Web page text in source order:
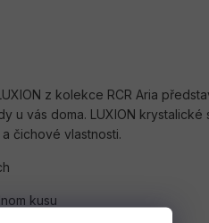
z kolekce RCR Aria
u vás doma. LUXION
čichové vlastnosti.
kusu